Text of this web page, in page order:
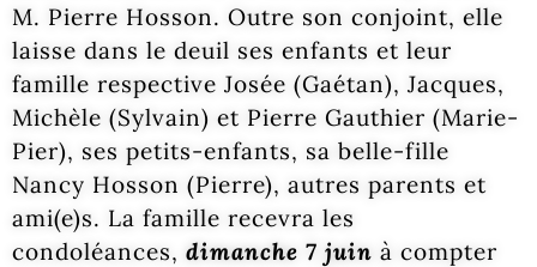
M. Pierre Hosson. Outre son conjoint, elle
laisse dans le deuil ses enfants et leur
famille respective Josée (Gaétan), Jacques,
Michèle (Sylvain) et Pierre Gauthier (Marie-
Pier), ses petits-enfants, sa belle-fille
Nancy Hosson (Pierre), autres parents et
ami(e)s. La famille recevra les
condoléances, dimanche 7 juin à compter